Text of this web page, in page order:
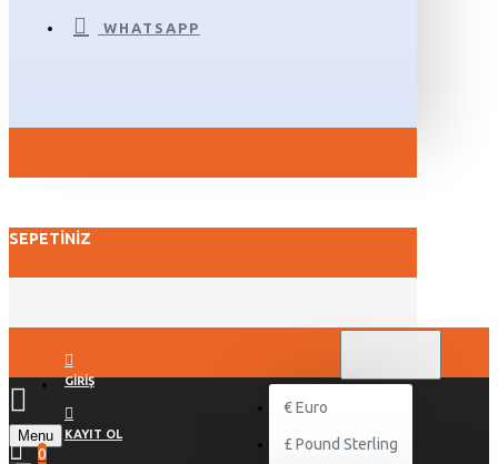
WHATSAPP
SEPETINIZ
GIRIŞ
KAYIT OL
€ Euro
£ Pound Sterling
Menu
0